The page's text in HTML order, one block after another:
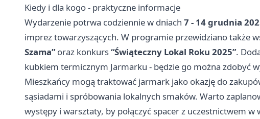
Kiedy i dla kogo - praktyczne informacje
Wydarzenie potrwa codziennie w dniach 7 - 14 grudnia
imprez towarzyszących. W programie przewidziano także
Szama”oraz konkurs“Świąteczny Lokal Roku 2025”.
kubkiem termicznym Jarmarku - będzie go można zdobyć
Mieszkańcy mogą traktować jarmark jako okazję do
sąsiadami i spróbowania lokalnych smaków. Warto
występy i warsztaty, by połączyć spacer z uczestnictwem w